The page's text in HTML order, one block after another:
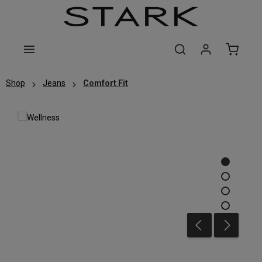
Zum Hauptinhalt springen
Shop Jeans Comfort Fit